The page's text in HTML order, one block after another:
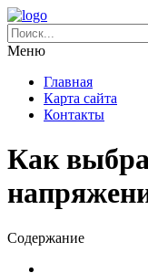
Меню
Главная
Карта сайта
Контакты
Как
Содержание